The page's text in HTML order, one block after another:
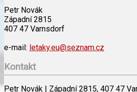
Petr Novák
Západní 2815
407 47 Varnsdorf
e-mail: letaky.eu@seznam.cz
Kontakt
Petr Novák | Západní 2815, 407 47